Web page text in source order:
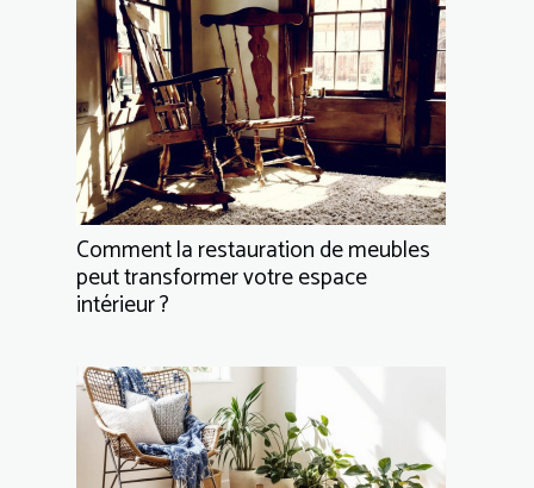
Comment la restauration de meubles
peut transformer votre espace
intérieur ?